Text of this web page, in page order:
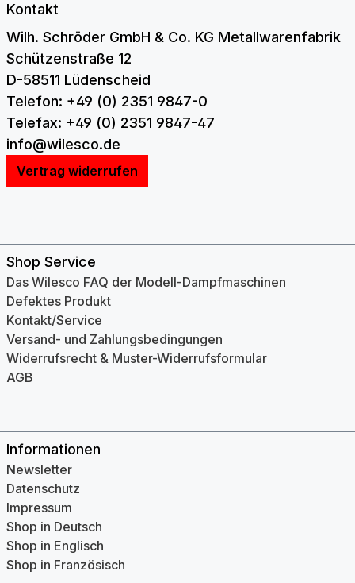
Kontakt
Wilh. Schröder GmbH & Co. KG Metallwarenfabrik
Schützenstraße 12
D-58511 Lüdenscheid
Telefon: +49 (0) 2351 9847-0
Telefax: +49 (0) 2351 9847-47
info@wilesco.de
Vertrag widerrufen
Shop Service
Das Wilesco FAQ der Modell-Dampfmaschinen
Defektes Produkt
Kontakt/Service
Versand- und Zahlungsbedingungen
Widerrufsrecht & Muster-Widerrufsformular
AGB
Informationen
Newsletter
Datenschutz
Impressum
Shop in Deutsch
Shop in Englisch
Shop in Französisch